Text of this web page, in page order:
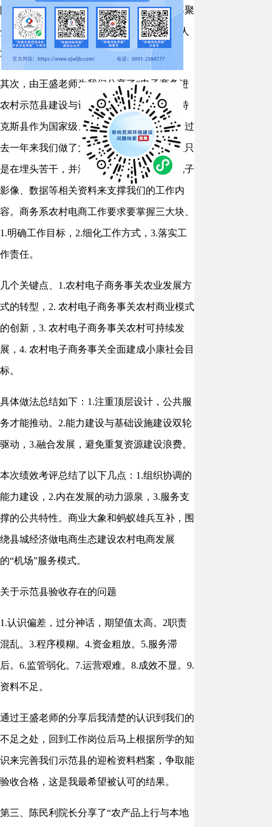
阶段和解读2017中央一号文件，连续十四年聚
焦三农，文件中电子商务出现8次，由此本人
深刻的认识到国家对电商发展的重视程度。
其次，由王盛老师为我们分享了“电子商务进
农村示范县建设与评审验收”相关的内容，特
克斯县作为国家级、自治区级的双示范县，过
去一年来我们做了大量的电商发展工作，但只
是在埋头苦干，并没有更好的利用文字、电子
影像、数据等相关资料来支撑我们的工作内
容。商务系农村电商工作要求要掌握三大块、
1.明确工作目标，2.细化工作方式，3.落实工
作责任。
几个关键点、1.农村电子商务事关农业发展方
式的转型，2. 农村电子商务事关农村商业模式
的创新，3. 农村电子商务事关农村可持续发
展，4. 农村电子商务事关全面建成小康社会目
标。
具体做法总结如下：1.注重顶层设计，公共服
务才能推动。2.能力建设与基础设施建设双轮
驱动，3.融合发展，避免重复资源建设浪费。
本次绩效考评总结了以下几点：1.组织协调的
能力建设，2.内在发展的动力源泉，3.服务支
撑的公共特性。商业大象和蚂蚁雄兵互补，围
绕县城经济做电商生态建设农村电商发展
的“机场”服务模式。
关于示范县验收存在的问题
1.认识偏差，过分神话，期望值太高。2职责
混乱。3.程序模糊。4.资金粗放。5.服务滞
后。6.监管弱化。7.运营艰难。8.成效不显。9.
资料不足。
通过王盛老师的分享后我清楚的认识到我们的
不足之处，回到工作岗位后马上根据所学的知
识来完善我们示范县的迎检资料档案，争取能
验收合格，这是我最希望被认可的结果。
第三、陈民利院长分享了“农产品上行与本地